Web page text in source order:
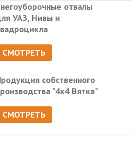
отвалы
УАЗ, Нивы и
СМОТРЕТЬ
собственного
"4х4 Вятка"
СМОТРЕТЬ